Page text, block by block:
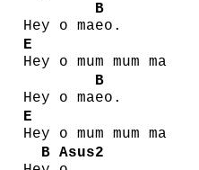
Hey o ma
B
eo.
E
Hey o mum mum ma
Hey o ma
B
eo.
E
Hey o mum mum ma
B Asus2